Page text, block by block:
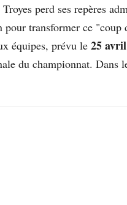
perd ses repères
pour transformer ce
équipes, prévu le 25
du championnat. Dans